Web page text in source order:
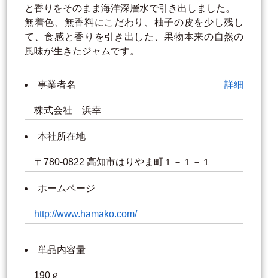
と香りをそのまま海洋深層水で引き出しました。
無着色、無香料にこだわり、柚子の皮を少し残し
て、食感と香りを引き出した、果物本来の自然の
風味が生きたジャムです。
事業者名 詳細
株式会社 浜幸
本社所在地
〒780-0822 高知市はりやま町１－１－１
ホームページ
http://www.hamako.com/
単品内容量
190ｇ